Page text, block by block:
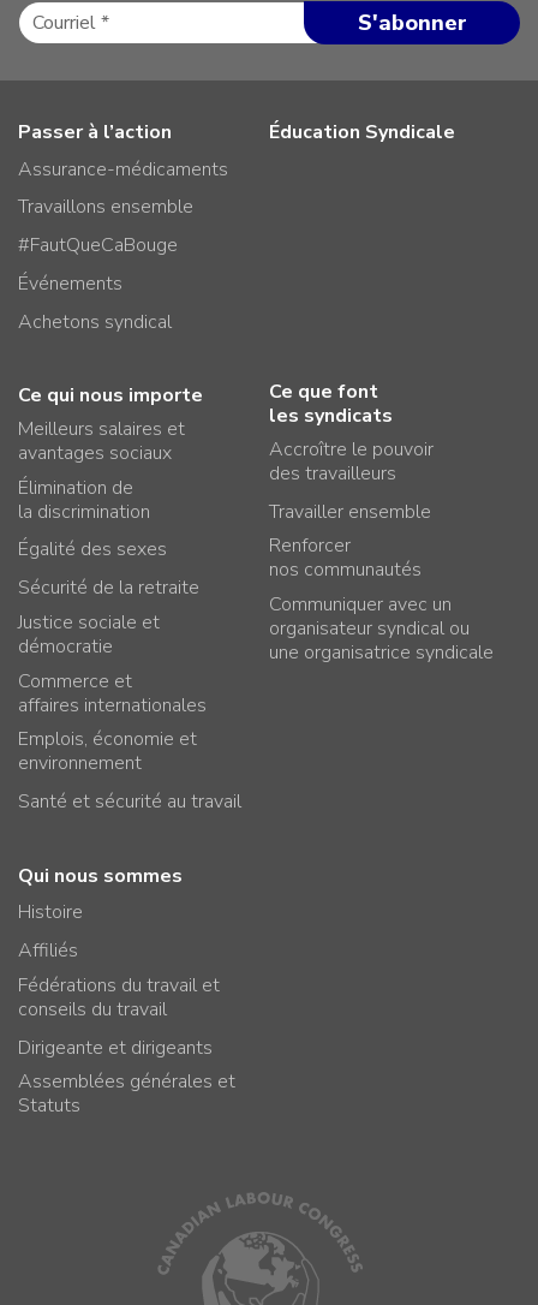
Passer à l’action
Assurance-médicaments
Travaillons ensemble
#FautQueCaBouge
Événements
Achetons syndical
Éducation Syndicale
Ce qui nous importe
Meilleurs salaires et
avantages sociaux
Élimination de
la discrimination
Égalité des sexes
Sécurité de la retraite
Justice sociale et
démocratie
Commerce et
affaires internationales
Emplois, économie et
environnement
Santé et sécurité au travail
Ce que font
les syndicats
Accroître le pouvoir
des travailleurs
Travailler ensemble
Renforcer
nos communautés
Communiquer avec un
organisateur syndical ou
une organisatrice syndicale
Qui nous sommes
Histoire
Affiliés
Fédérations du travail et
conseils du travail
Dirigeante et dirigeants
Assemblées générales et
Statuts